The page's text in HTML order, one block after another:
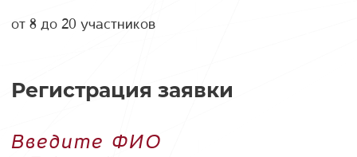
от 8 до 20 участников
Регистрация заявки
Введите ФИО